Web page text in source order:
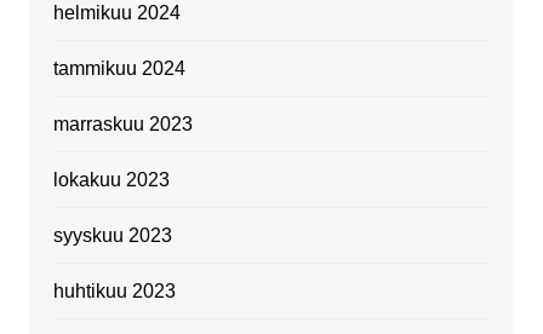
helmikuu 2024
tammikuu 2024
marraskuu 2023
lokakuu 2023
syyskuu 2023
huhtikuu 2023